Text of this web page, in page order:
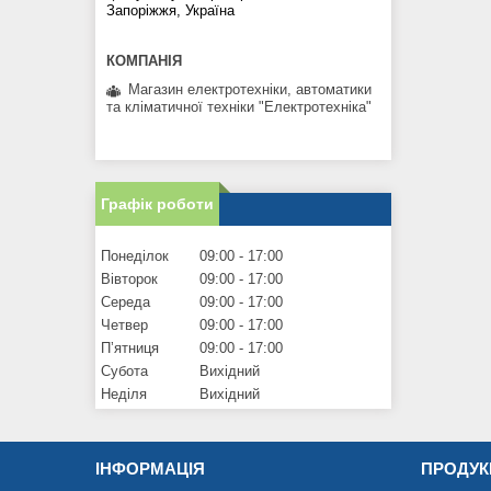
Запоріжжя, Україна
Магазин електротехніки, автоматики
та кліматичної техніки "Електротехніка"
Графік роботи
Понеділок 09:00
17:00
Вівторок
09:00
17:00
Середа
09:00
17:00
Четвер
09:00
17:00
Пʼятниця
09:00
17:00
Субота
Вихідний
Неділя
Вихідний
ІНФОРМАЦІЯ